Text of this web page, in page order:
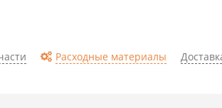
Расходные материалы